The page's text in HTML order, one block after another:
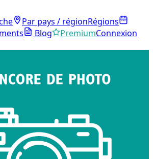
Par pays / régionRégions
Blog PremiumConnexion